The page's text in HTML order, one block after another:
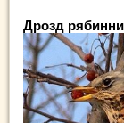
Дрозд